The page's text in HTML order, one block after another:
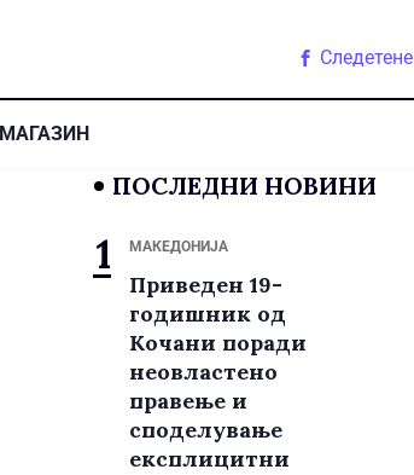
Следетене
МАГАЗИН
ПОСЛЕДНИ НОВИНИ
МАКЕДОНИЈА
Приведен 19-
годишник од
Кочани поради
неовластено
правење и
споделување
експлицитни